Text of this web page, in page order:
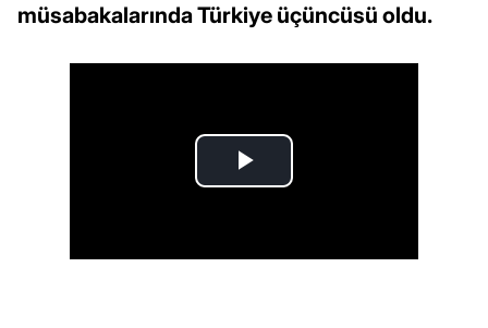
müsabakalarında Türkiye üçüncüsü oldu.